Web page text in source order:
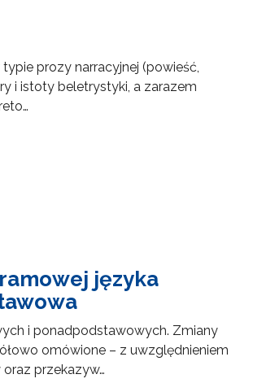
prozy narracyjnej (powieść,
i istoty beletrystyki, a zarazem
języka
i ponadpodstawowych. Zmiany
omówione – z uwzględnieniem
przekazyw…